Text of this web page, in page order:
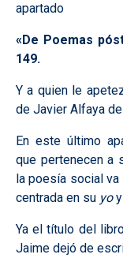
apartado
«De Poemas
149.
Y a quien le
de Javier Alfaya
En este último
que pertenecen a
la poesía social
centrada en su yoy
Ya el título del
Jaime dejó de